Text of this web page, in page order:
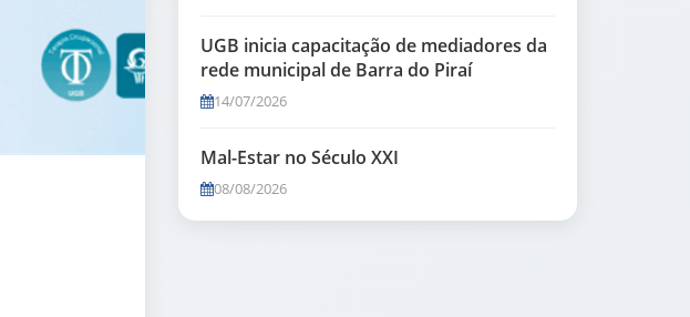
UGB inicia capacitação de mediadores da
rede municipal de Barra do Piraí
14/07/2026
Mal-Estar no Século XXI
08/08/2026